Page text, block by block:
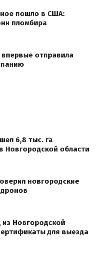
пошло в США:
пломбира
отправила
6,8 тыс. га
Новгородской области
новгородские
Новгородской
для выезда